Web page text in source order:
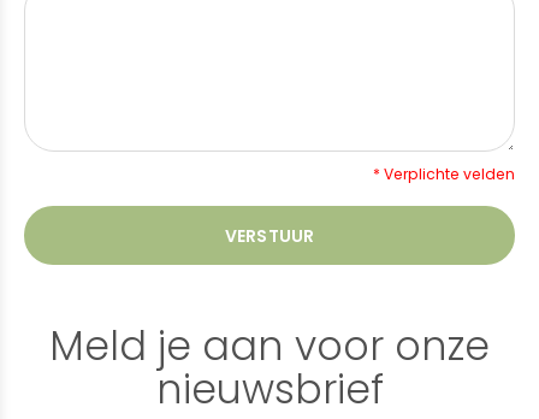
* Verplichte velden
VERSTUUR
Meld je aan voor onze
nieuwsbrief